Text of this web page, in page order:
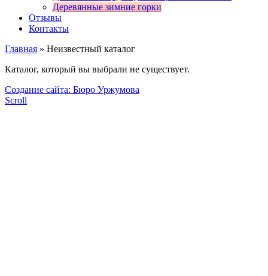
Деревянные зимние горки
Отзывы
Контакты
Главная » Неизвестный каталог
Каталог, который вы выбрали не существует.
Создание сайта: Бюро Уржумова
Scroll